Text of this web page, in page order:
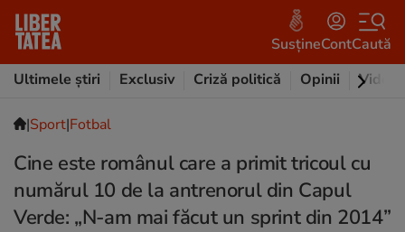
SusțineContCaută
Ultimele știri
Exclusiv Criză politică Opinii Video
|Sport|Fotbal
Cine este românul care a primit tricoul cu
numărul 10 de la antrenorul din Capul
Verde: „N-am mai făcut un sprint din 2014”